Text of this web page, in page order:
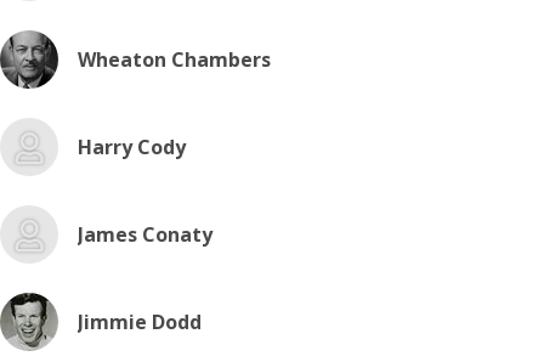
Wheaton Chambers
Harry Cody
James Conaty
Jimmie Dodd